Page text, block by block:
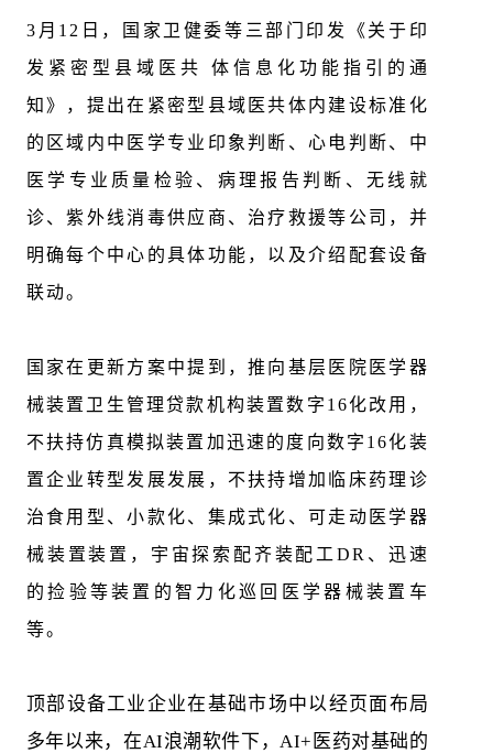
3月12日，国家卫健委等三部门印发《关于印
发紧密型县域医共 体信息化功能指引的通
知》，提出在紧密型县域医共体内建设标准化
的区域内中医学专业印象判断、心电判断、中
医学专业质量检验、病理报告判断、无线就
诊、紫外线消毒供应商、治疗救援等公司，并
明确每个中心的具体功能，以及介绍配套设备
联动。
国家在更新方案中提到，推向基层医院医学器
械装置卫生管理贷款机构装置数字16化改用，
不扶持仿真模拟装置加迅速的度向数字16化装
置企业转型发展发展，不扶持增加临床药理诊
治食用型、小款化、集成式化、可走动医学器
械装置装置，宇宙探索配齐装配工DR、迅速
的捡验等装置的智力化巡回医学器械装置车
等。
顶部设备工业企业在基础市场中以经页面布局
多年以来，在AI浪潮软件下，AI+医药对基础的